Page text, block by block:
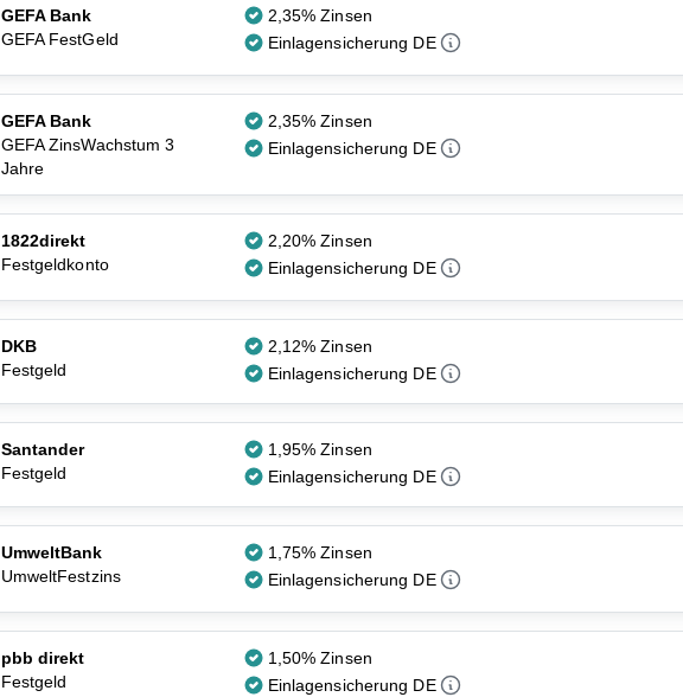
GEFA Bank
GEFA FestGeld
2,35% Zinsen
Einlagensicherung DE
GEFA Bank
GEFA ZinsWachstum 3
Jahre
2,35% Zinsen
Einlagensicherung DE
1822direkt
Festgeldkonto
2,20% Zinsen
Einlagensicherung DE
DKB
Festgeld
2,12% Zinsen
Einlagensicherung DE
Santander
Festgeld
1,95% Zinsen
Einlagensicherung DE
UmweltBank
UmweltFestzins
1,75% Zinsen
Einlagensicherung DE
pbb direkt
Festgeld
1,50% Zinsen
Einlagensicherung DE